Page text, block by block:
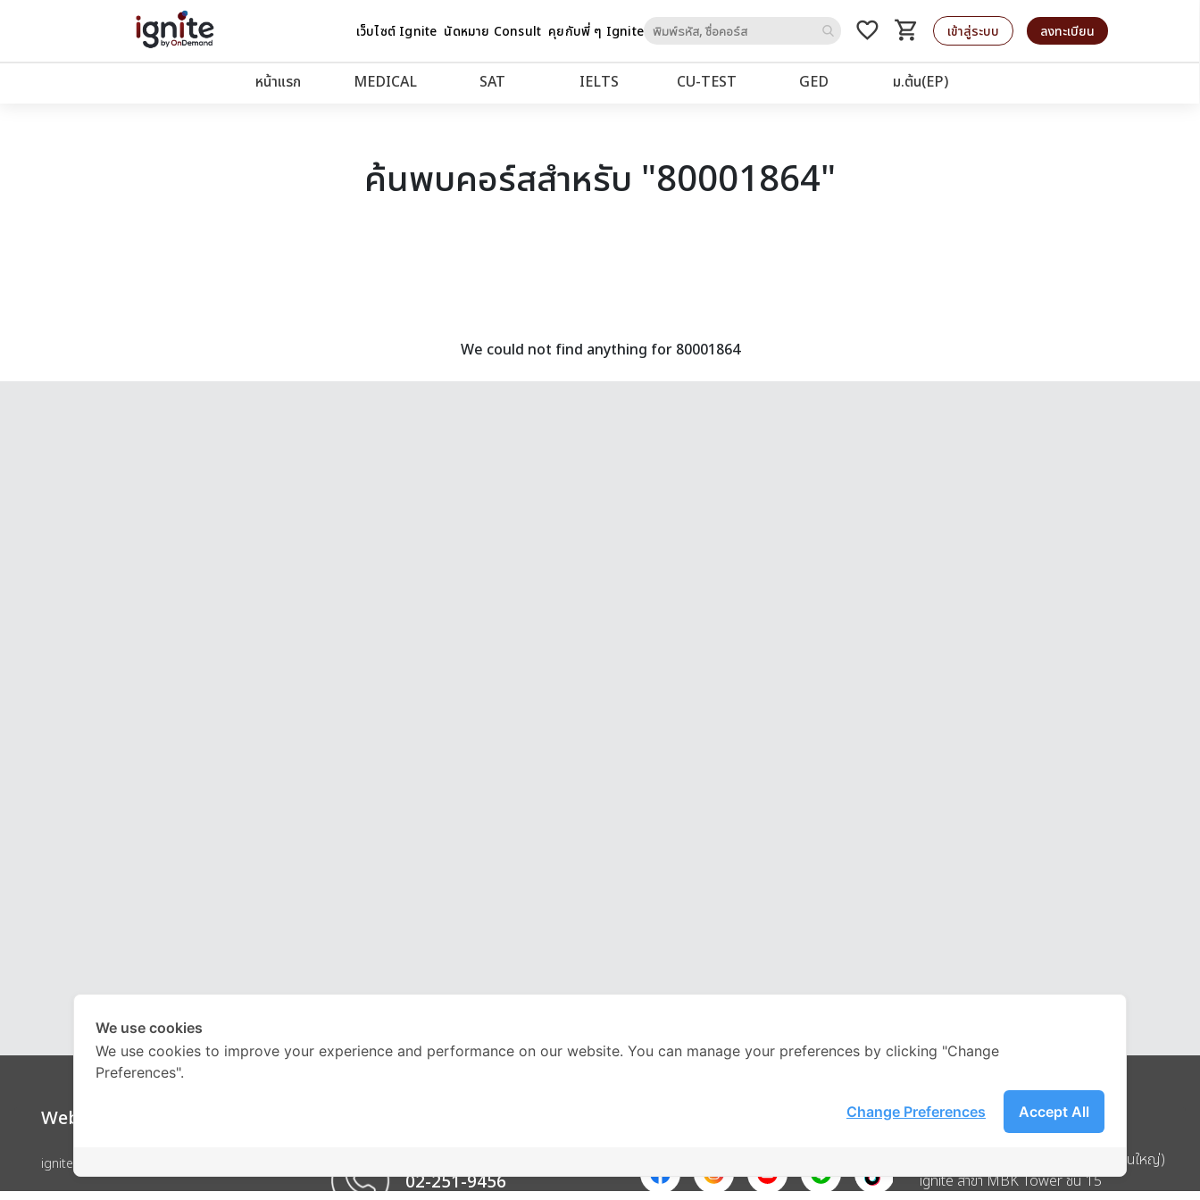
เว็บไซต์ Ignite นัดหมาย Consult คุยกับพี่ ๆ Igniteto
favorite_border shopping_cart
รถเข็น เข้าสู่ระบบ ลงทะเบียน
หน้าแรก MEDICAL SAT IELTS CU‑TEST GED ม.ต้น(EP)
ค้นพบคอร์สสำหรับ "80001864"
We could not find anything for 80001864
Website
ignite by OnDemand
02-251-9456
Address
บริษัท อิกไนท์ เอ สตาร์ จำกัด (สำนักงานใหญ่)
ignite สาขา MBK Tower ชั้น 15
We use cookies
We use cookies to improve your experience and performance on our website. You can manage your preferences by clicking "Change
Preferences".
Accept All
Change Preferences